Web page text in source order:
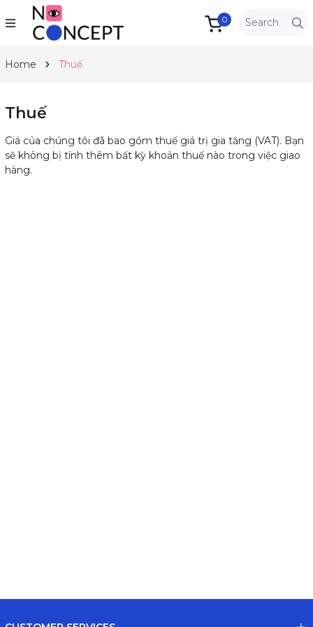
0
Home Thuế
Thuế
Giá của chúng tôi đã bao gồm thuế giá trị gia tăng (VAT). Bạn
sẽ không bị tính thêm bất kỳ khoản thuế nào trong việc giao
hàng.